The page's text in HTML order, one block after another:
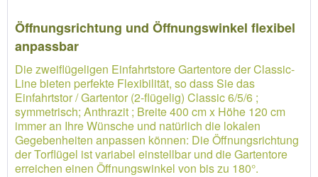
Öffnungsrichtung und Öffnungswinkel flexibel
anpassbar
Die zweiflügeligen Einfahrtstore Gartentore der Classic-
Line bieten perfekte Flexibilität, so dass Sie das
Einfahrtstor / Gartentor (2-flügelig) Classic 6/5/6 ;
symmetrisch; Anthrazit ; Breite 400 cm x Höhe 120 cm
immer an Ihre Wünsche und natürlich die lokalen
Gegebenheiten anpassen können: Die Öffnungsrichtung
der Torflügel ist variabel einstellbar und die Gartentore
erreichen einen Öffnungswinkel von bis zu 180°.